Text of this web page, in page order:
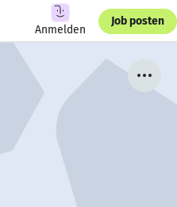
Anmelden
Job posten